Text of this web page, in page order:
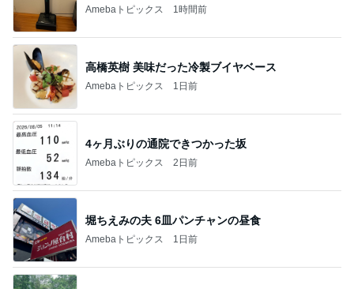
Amebaトピックス 1時間前
高橋英樹 美味だった冷製ブイヤベース
Amebaトピックス 1日前
4ヶ月ぶりの通院できつかった坂
Amebaトピックス 2日前
堀ちえみの夫 6皿パンチャンの昼食
Amebaトピックス 1日前